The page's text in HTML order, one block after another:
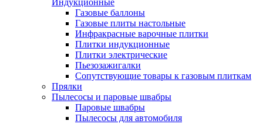
Индукционные
Газовые баллоны
Газовые плиты настольные
Инфракрасные варочные плитки
Плитки индукционные
Плитки электрические
Пьезозажигалки
Сопутствующие товары к газовым плиткам
Прялки
Пылесосы и паровые швабры
Паровые швабры
Пылесосы для автомобиля